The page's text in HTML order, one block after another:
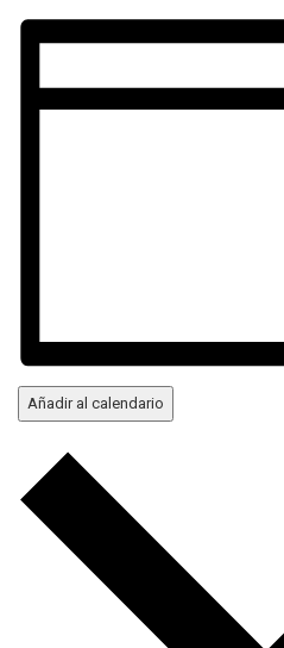
Añadir al calendario